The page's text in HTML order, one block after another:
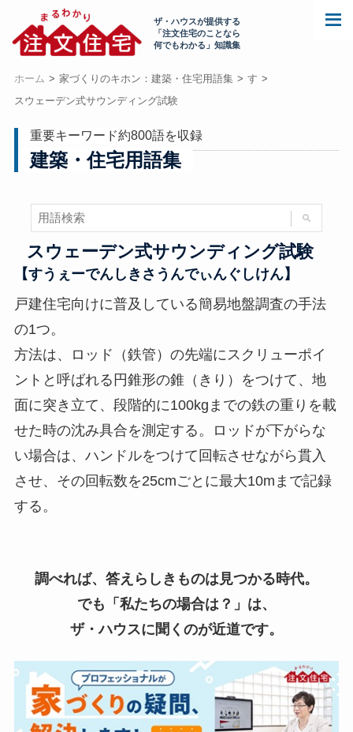
ザ・ハウスが提供する
「注文住宅のことなら
何でもわかる」知識集
ホーム 家づくりのキホン：建築・住宅用語集
す
スウェーデン式サウンディング試験
重要キーワード約800語を収録
建築・住宅用語集
スウェーデン式サウンディング試験
【すうぇーでんしきさうんでぃんぐしけん】
戸建住宅向けに普及している簡易地盤調査の手法
の1つ。
方法は、ロッド（鉄管）の先端にスクリューポイ
ントと呼ばれる円錐形の錐（きり）をつけて、地
面に突き立て、段階的に100kgまでの鉄の重りを載
せた時の沈み具合を測定する。ロッドが下がらな
い場合は、ハンドルをつけて回転させながら貫入
させ、その回転数を25cmごとに最大10mまで記録
する。
調べれば、答えらしきものは見つかる時代。
でも「私たちの場合は？」は、
ザ・ハウスに聞くのが近道です。